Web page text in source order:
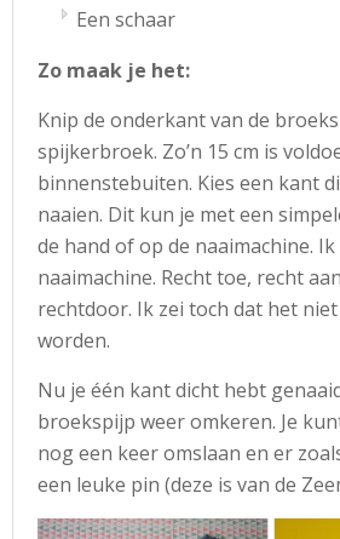
Een schaar
Zo maak je het:
Knip de onderkant van de
spijkerbroek. Zo’n 15 cm is
binnenstebuiten. Kies een kant
naaien. Dit kun je met een
de hand of op de naaimachine.
naaimachine. Recht toe, recht
rechtdoor. Ik zei toch dat het
worden.
Nu je één kant dicht hebt
broekspijp weer omkeren. Je
nog een keer omslaan en er
een leuke pin (deze is van de